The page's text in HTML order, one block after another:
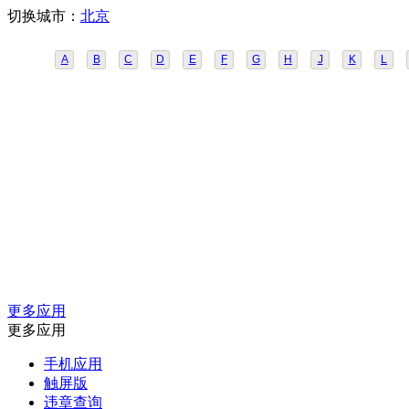
切换城市： 北京
A B C D E F G H J K L
更多应用
更多应用
手机应用
触屏版
违章查询